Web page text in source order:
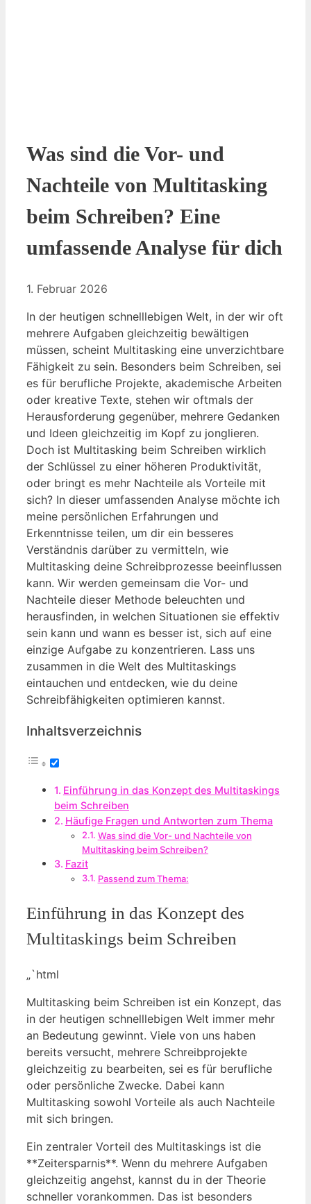
Was sind die Vor- und
Nachteile von Multitasking
beim Schreiben? Eine
umfassende Analyse für dich
1. Februar 2026
In der heutigen schnelllebigen Welt, in der wir oft
mehrere Aufgaben gleichzeitig bewältigen
müssen, scheint Multitasking eine unverzichtbare
Fähigkeit zu sein. Besonders beim Schreiben, sei
es für berufliche Projekte, akademische Arbeiten
oder kreative Texte, stehen wir oftmals der
Herausforderung gegenüber, mehrere Gedanken
und Ideen gleichzeitig im Kopf zu jonglieren.
Doch ist Multitasking beim Schreiben wirklich
der Schlüssel zu einer höheren Produktivität,
oder bringt es mehr Nachteile als Vorteile mit
sich? In dieser umfassenden Analyse möchte ich
meine persönlichen Erfahrungen und
Erkenntnisse teilen, um dir ein besseres
Verständnis darüber zu vermitteln, wie
Multitasking deine Schreibprozesse beeinflussen
kann. Wir werden gemeinsam die Vor- und
Nachteile dieser Methode beleuchten und
herausfinden, in welchen Situationen sie effektiv
sein kann und wann es besser ist, sich auf eine
einzige Aufgabe zu konzentrieren. Lass uns
zusammen in die Welt des Multitaskings
eintauchen und entdecken, wie du deine
Schreibfähigkeiten optimieren kannst.
Inhaltsverzeichnis
Einführung in das Konzept des Multitaskings
beim Schreiben
Häufige Fragen und Antworten zum Thema
Was sind die Vor- und Nachteile von
Multitasking beim Schreiben?
Fazit
Passend zum Thema:
Einführung in das Konzept des
Multitaskings beim Schreiben
„`html
Multitasking beim Schreiben ist ein Konzept, das
in der heutigen schnelllebigen Welt immer mehr
an Bedeutung gewinnt. Viele von uns haben
bereits versucht, mehrere Schreibprojekte
gleichzeitig zu bearbeiten, sei es für berufliche
oder persönliche Zwecke. Dabei kann
Multitasking sowohl Vorteile als auch Nachteile
mit sich bringen.
Ein zentraler Vorteil des Multitaskings ist die
**Zeitersparnis**. Wenn du mehrere Aufgaben
gleichzeitig angehst, kannst du in der Theorie
schneller vorankommen. Das ist besonders